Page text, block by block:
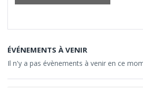
ÉVÉNEMENTS À VENIR
Il n'y a pas évènements à venir en ce